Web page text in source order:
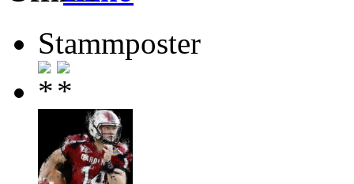
Stammposter